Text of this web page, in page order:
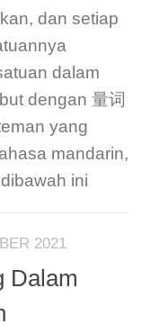
dan setiap
dalam
dengan 量词
yang
mandarin,
ini
2021
Dalam